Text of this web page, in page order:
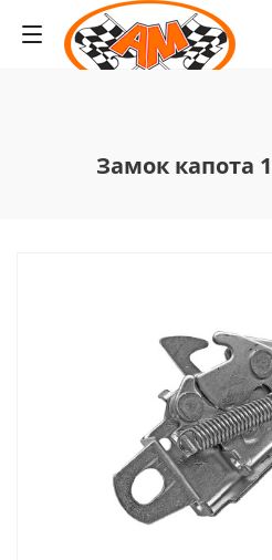
Замок капота